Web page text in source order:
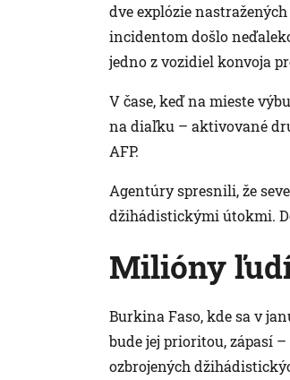
dve explózie
incidentom došlo
jedno z vozidiel konvoja
V čase, keď na mieste
na diaľku – aktivované
AFP.
Agentúry spresnili, že
džihádistickými útokmi.
Milióny
Burkina Faso, kde sa v
bude jej prioritou, zápasí
ozbrojených